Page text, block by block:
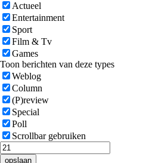
Actueel
Entertainment
Sport
Film & Tv
Games
Toon berichten van deze types
Weblog
Column
(P)review
Special
Poll
Scrollbar gebruiken
opslaan